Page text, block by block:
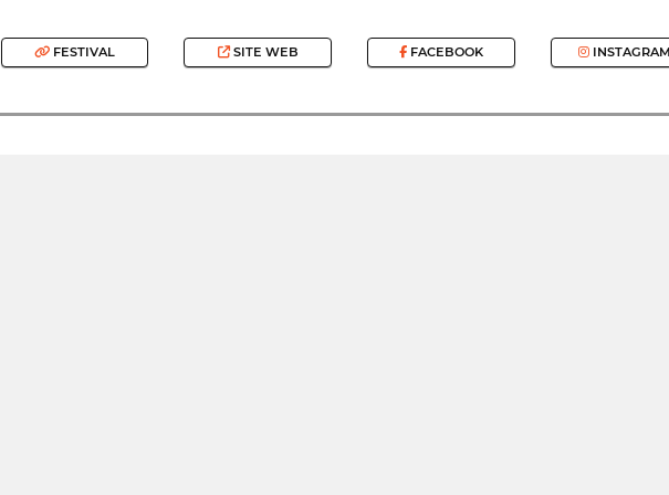
FESTIVAL SITE WEB FACEBOOK